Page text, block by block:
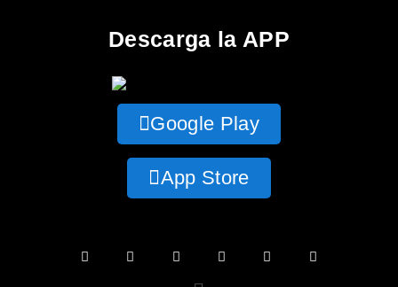
Descarga la APP
Google Play
App Store